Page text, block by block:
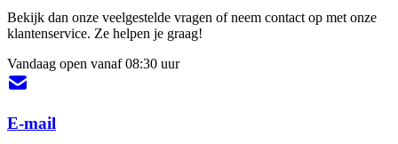
Bekijk dan onze veelgestelde vragen of neem contact op met onze
klantenservice. Ze helpen je graag!
Vandaag open vanaf 08:30 uur
E-mail